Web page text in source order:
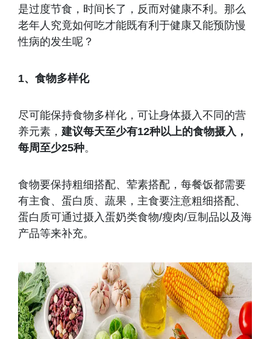
是过度节食，时间长了，反而对健康不利。那么
老年人究竟如何吃才能既有利于健康又能预防慢
性病的发生呢？
1、食物多样化
尽可能保持食物多样化，可让身体摄入不同的营
养元素， 建议每天至少有12种以上的食物摄入，
每周至少25种。
食物要保持粗细搭配、荤素搭配，每餐饭都需要
有主食、蛋白质、蔬果，主食要注意粗细搭配、
蛋白质可通过摄入蛋奶类食物/瘦肉/豆制品以及海
产品等来补充。